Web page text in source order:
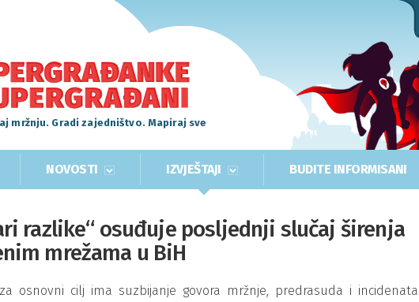
mržnju. Gradi zajedništvo. Mapiraj sve
NOVOSTI IZVJEŠTAJI BUDITE INFORMISANI
razlike“ osuđuje posljednji slučaj širenja
mrežama u BiH
za osnovni cilj ima suzbijanje govora mržnje, predrasuda i incidenata